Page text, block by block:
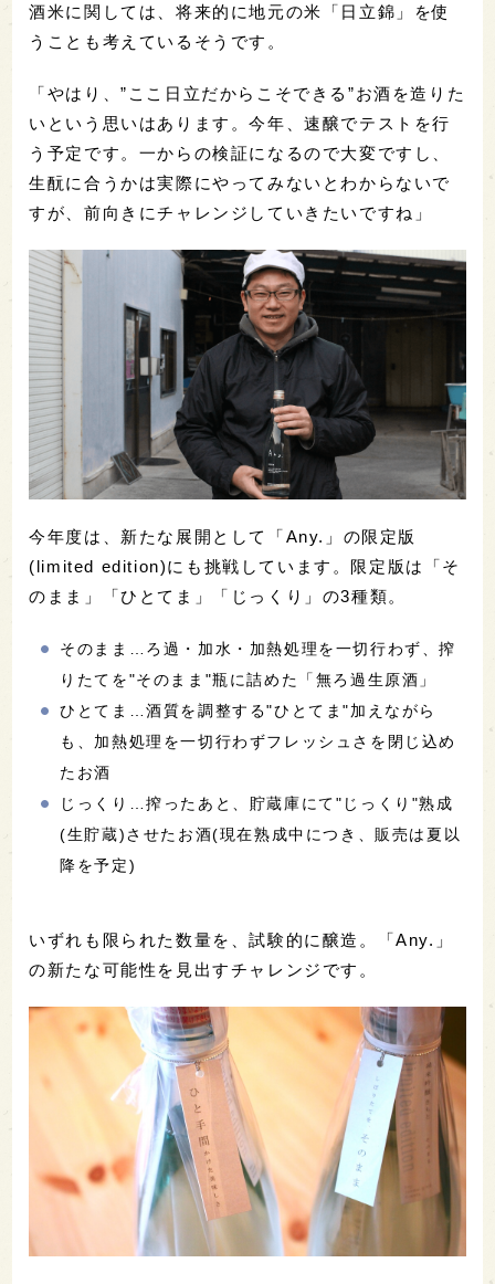
酒米に関しては、将来的に地元の米「日立錦」を使
うことも考えているそうです。
「やはり、”ここ日立だからこそできる”お酒を造りた
いという思いはあります。今年、速醸でテストを行
う予定です。一からの検証になるので大変ですし、
生酛に合うかは実際にやってみないとわからないで
すが、前向きにチャレンジしていきたいですね」
今年度は、新たな展開として「Any.」の限定版
(limited edition)にも挑戦しています。限定版は「そ
のまま」「ひとてま」「じっくり」の3種類。
そのまま…ろ過・加水・加熱処理を一切行わず、搾
りたてを"そのまま"瓶に詰めた「無ろ過生原酒」
ひとてま…酒質を調整する"ひとてま"加えながら
も、加熱処理を一切行わずフレッシュさを閉じ込め
たお酒
じっくり…搾ったあと、貯蔵庫にて"じっくり"熟成
(生貯蔵)させたお酒(現在熟成中につき、販売は夏以
降を予定)
いずれも限られた数量を、試験的に醸造。「Any.」
の新たな可能性を見出すチャレンジです。